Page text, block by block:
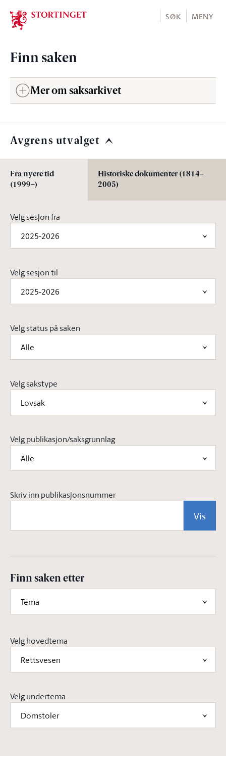
Stortinget.no
SØK MENY
Finn saken
Mer om saksarkivet
Avgrens utvalget
Fra nyere tid
(1999–)
Historiske dokumenter (1814–
2005)
Velg sesjon fra
2025-2026
Velg sesjon til
2025-2026
Velg status på saken
Alle
Velg sakstype
Lovsak
Velg publikasjon/saksgrunnlag
Alle
Skriv inn publikasjonsnummer
Vis
Finn saken etter
Tema
Velg hovedtema
Rettsvesen
Velg undertema
Domstoler